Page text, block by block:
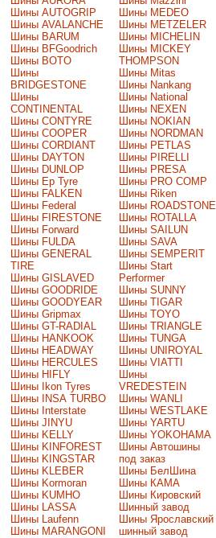
Шины AUTOGRIP
Шины AVALANCHE
Шины BARUM
Шины BFGoodrich
Шины BOTO
Шины
BRIDGESTONE
Шины
CONTINENTAL
Шины CONTYRE
Шины COOPER
Шины CORDIANT
Шины DAYTON
Шины DUNLOP
Шины Ep Tyre
Шины FALKEN
Шины Federal
Шины FIRESTONE
Шины Forward
Шины FULDA
Шины GENERAL
TIRE
Шины GISLAVED
Шины GOODRIDE
Шины GOODYEAR
Шины Gripmax
Шины GT-RADIAL
Шины HANKOOK
Шины HEADWAY
Шины HERCULES
Шины HIFLY
Шины Ikon Tyres
Шины INSA TURBO
Шины Interstate
Шины JINYU
Шины KELLY
Шины KINFOREST
Шины KINGSTAR
Шины KLEBER
Шины Kormoran
Шины KUMHO
Шины LASSA
Шины Laufenn
Шины MARANGONI
Шины MEDEO
Шины METZELER
Шины MICHELIN
Шины MICKEY
THOMPSON
Шины Mitas
Шины Nankang
Шины National
Шины NEXEN
Шины NOKIAN
Шины NORDMAN
Шины PETLAS
Шины PIRELLI
Шины PRESA
Шины PRO COMP
Шины Riken
Шины ROADSTONE
Шины ROTALLA
Шины SAILUN
Шины SAVA
Шины SEMPERIT
Шины Start
Performer
Шины SUNNY
Шины TIGAR
Шины TOYO
Шины TRIANGLE
Шины TUNGA
Шины UNIROYAL
Шины VIATTI
Шины
VREDESTEIN
Шины WANLI
Шины WESTLAKE
Шины YARTU
Шины YOKOHAMA
Шины Автошины
под заказ
Шины БелШина
Шины КАМА
Шины Кировский
Шинный завод
Шины Ярославский
шинный завод